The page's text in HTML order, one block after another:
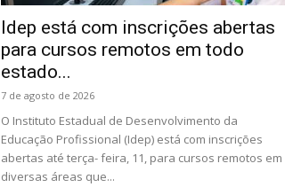
Idep está com inscrições abertas
para cursos remotos em todo
estado...
7 de agosto de 2026
O Instituto Estadual de Desenvolvimento da
Educação Profissional (Idep) está com inscrições
abertas até terça- feira, 11, para cursos remotos em
diversas áreas que...